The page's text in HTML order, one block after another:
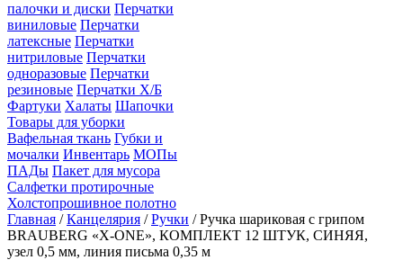
палочки и диски Перчатки
виниловые Перчатки
латексные Перчатки
нитриловые Перчатки
одноразовые Перчатки
резиновые Перчатки Х/Б
Фартуки Халаты Шапочки
Товары для уборки
Вафельная ткань Губки и
мочалки Инвентарь МОПы
ПАДы Пакет для мусора
Салфетки протирочные
Холстопрошивное полотно
Главная /Канцелярия /Ручки / Ручка шариковая с грипом
BRAUBERG «X-ONE», КОМПЛЕКТ 12 ШТУК, СИНЯЯ,
узел 0,5 мм, линия письма 0,35 м